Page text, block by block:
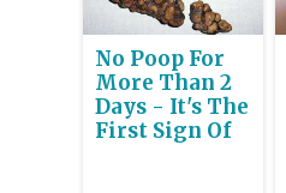
No Poop For
More Than 2
Days - It's The
First Sign Of